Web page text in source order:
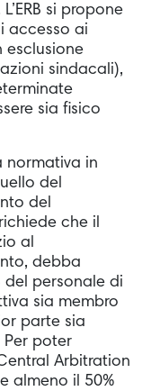
si propone
accesso ai
esclusione
sindacali),
sia fisico
normativa in
del
del
che il
al
debba
del personale di
sia membro
parte sia
Per poter
Arbitration
almeno il 50%